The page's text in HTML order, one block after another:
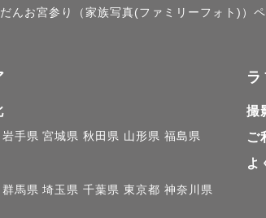
館での勤務経験があり
可愛い雰囲気が特に得意です♪
上げます。
お宮参り（家族写真(ファミリーフォト)）ペ
岩手県 宮城県 秋田県 山形県 福島県
群馬県 埼玉県 千葉県 東京都 神奈川県
撮
ご
よ